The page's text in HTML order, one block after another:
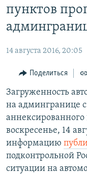
главной
Вернутся
поиску
ИНТЕРАКТИВ
ИНФОГРАФИКА
ТЕЛЕПРОЕКТ
СОВЕТЫ
ПРОПАВШИЕ БЕЗ
ПОБЕДИТЕЛЕЙ НЕ
РАДІО СВОБОДА
КАК ОБОЙТИ
Українською
Qırımtatar
ПРИСОЕДИНЯЙТЕСЬ!
пунктов
14 августа 2016, 20:05
Поделиться
Загруженность
на админгранице
аннексированного
воскресенье, 14
информацию
подконтрольной
ситуации на